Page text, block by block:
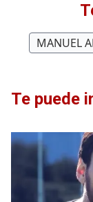
MANUEL
Te puede